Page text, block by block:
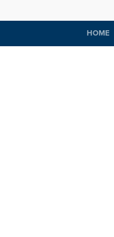
HOME